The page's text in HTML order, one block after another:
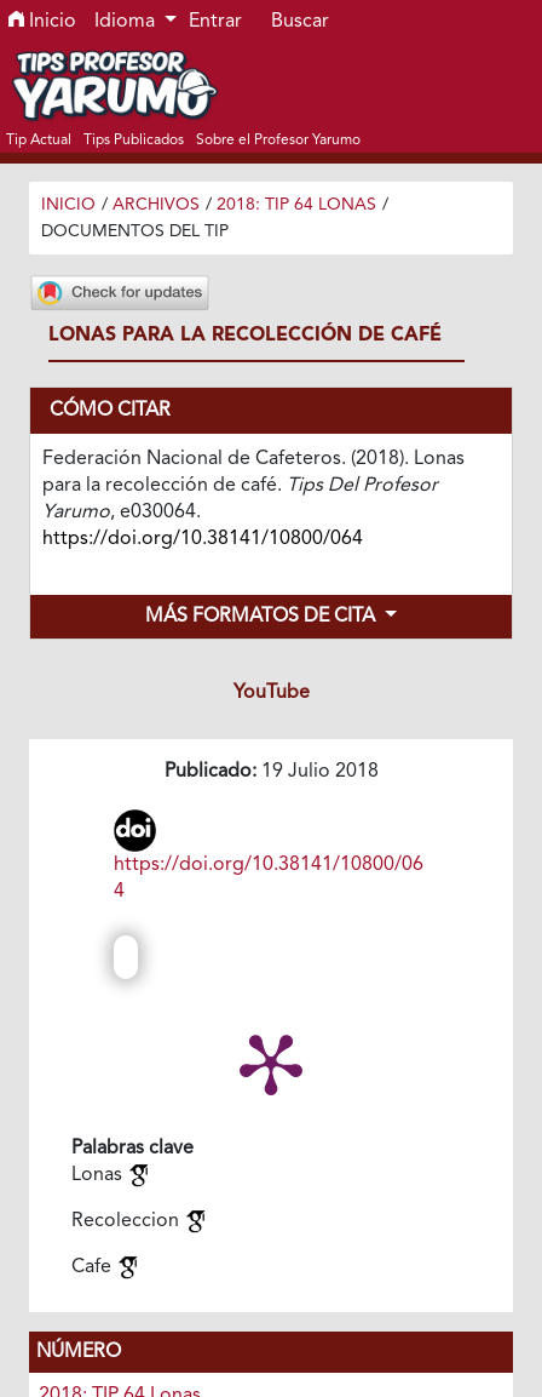
Ir al menú de navegación principal
Ir al contenido principal
Ir al pie de página del sitio
Inicio Idioma Entrar Buscar
Tip Actual Tips Publicados Sobre el Profesor Yarumo
INICIO / ARCHIVOS / 2018: TIP 64 LONAS /
DOCUMENTOS DEL TIP
LONAS PARA LA RECOLECCIÓN DE CAFÉ
CÓMO CITAR
Federación Nacional de Cafeteros. (2018). Lonas
para la recolección de café. Tips Del Profesor
Yarumo, e030064.
https://doi.org/10.38141/10800/064
MÁS FORMATOS DE CITA
YouTube
Publicado:19 Julio 2018
https://doi.org/10.38141/10800/06
4
Palabras clave
Lonas
Recoleccion
Cafe
NÚMERO